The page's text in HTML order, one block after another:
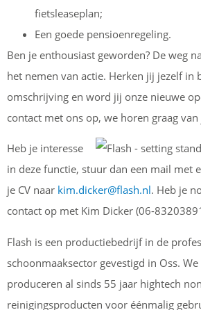
fietsleaseplan;
Een goede pensioenregeling.
Ben je enthousiast geworden? De weg
het nemen van actie. Herken jij jezelf in
omschrijving en word jij onze nieuwe
contact met ons op, we horen graag van
Heb je interesse
in deze functie, stuur dan een mail met
je CV naar kim.dicker@flash.nl. Heb je
contact op met Kim Dicker (06-
Flash is een productiebedrijf in de
schoonmaaksector gevestigd in Oss.
produceren al sinds 55 jaar hightech
reinigingsproducten voor éénmalig